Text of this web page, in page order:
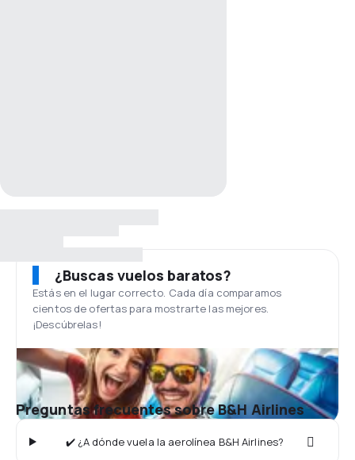
¿Buscas vuelos baratos?
Estás en el lugar correcto. Cada día comparamos
cientos de ofertas para mostrarte las mejores.
¡Descúbrelas!
Preguntas frecuentes sobre B&H Airlines
✔️ ¿A dónde vuela la aerolínea B&H Airlines?